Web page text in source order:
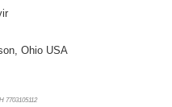
Ohio USA
7703105112